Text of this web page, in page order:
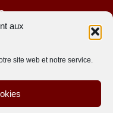
aux
site web et notre service.